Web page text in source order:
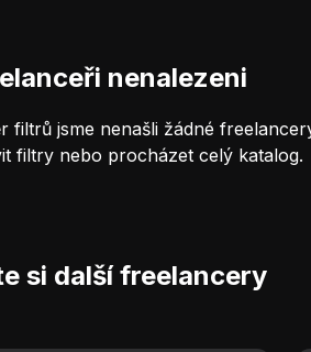
nenalezeni
filtrů jsme nenašli žádné
filtry nebo procházet celý katalog.
si další freelancery